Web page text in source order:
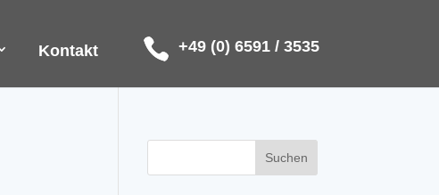
+49 (0) 6591 / 3535
Kontakt